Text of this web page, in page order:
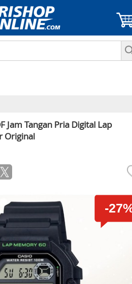
Jam Tangan Pria Digital Lap
Original
-